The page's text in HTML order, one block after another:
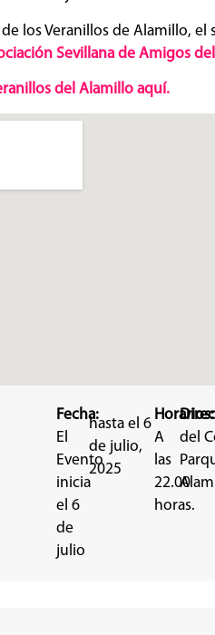
los Veranillos de Alamillo,
Sevillana de Amigos
del Alamillo aquí.
Fecha:
El
Evento
inicia
el 6
de
julio
hasta el 6
de julio,
2025
Horarios:
A
las
22.00
horas.
del